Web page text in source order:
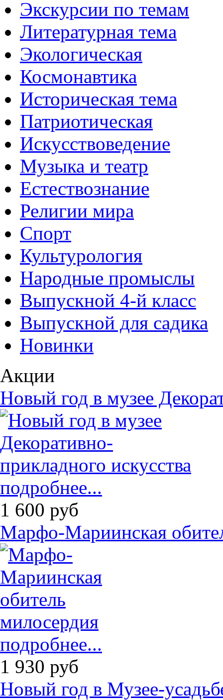
Экскурсии по темам
Литературная тема
Экологическая
Космонавтика
Историческая тема
Патриотическая
Искусствоведение
Музыка и театр
Естествознание
Религии мира
Спорт
Культурология
Народные промыслы
Выпускной 4-й класс
Выпускной для садика
Новинки
Акции
Новый год в музее
подробнее...
1 600 руб
Марфо-Мариинская
подробнее...
1 930 руб
Новый год в Музее-